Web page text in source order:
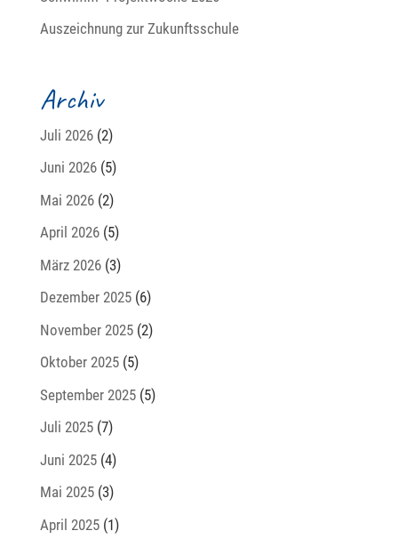
Auszeichnung zur Zukunftsschule
Archiv
Juli 2026(2)
Juni 2026(5)
Mai 2026(2)
April 2026(5)
März 2026(3)
Dezember 2025(6)
November 2025(2)
Oktober 2025(5)
September 2025(5)
Juli 2025(7)
Juni 2025(4)
Mai 2025(3)
April 2025(1)